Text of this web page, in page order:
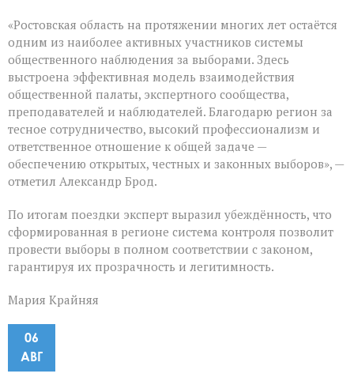
«Ростовская область на протяжении многих лет остаётся
одним из наиболее активных участников системы
общественного наблюдения за выборами. Здесь
выстроена эффективная модель взаимодействия
общественной палаты, экспертного сообщества,
преподавателей и наблюдателей. Благодарю регион за
тесное сотрудничество, высокий профессионализм и
ответственное отношение к общей задаче —
обеспечению открытых, честных и законных выборов», —
отметил Александр Брод.
По итогам поездки эксперт выразил убеждённость, что
сформированная в регионе система контроля позволит
провести выборы в полном соответствии с законом,
гарантируя их прозрачность и легитимность.
Мария Крайняя
06
АВГ